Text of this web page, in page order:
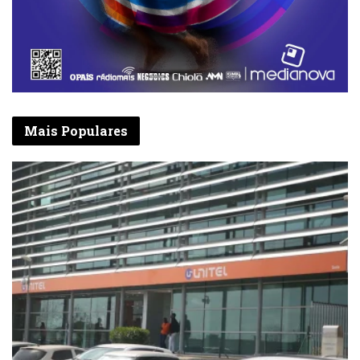
pretendemos para o nosso país. Não podemos
esperar que haja mudanças se continuarmos
a trilhar os mesmos caminhos e não formos
nós os primeiros a mudar o nosso
comportamento e as nossas próprias vidas”,
sublinhou. Entretanto, de acordo com João
Lourenço, ao nível da governação essas
mudanças impõem-se igualmente.
OG E 2018 para a reforma, modernização, e
criação de emprego qualificado e bem
remunerado
João Lourenço disse igualmente que a
proposta de Orçamento Geral do Estado para
o próximo ano já prevê acções viradas para a
reforma e modernização do Estado, para o
reforço da cidadania e para a instauração de
Mais Populares